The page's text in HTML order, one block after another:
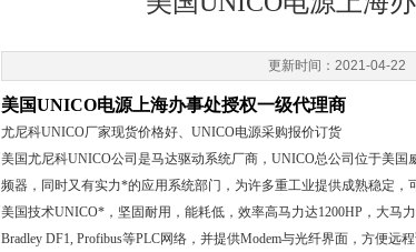
更新时间：2021-04-22
美国UNICO电源上海办事处授权一级代理商
尤尼科UNICO厂家现货价格好、UNICO电源采购报价订货
美国尤尼科UNICO公司是马达驱动系统厂商，UNICO总公司位于美
频器，同时又有实力*的应用系统部门，为许多重工业提供成熟稳定，
美国技术UNICO*，坚固耐用，能耗低，效率高马力达1200HP，大马
Bradley DF1, Profibus等PLC网络，并提供Modem与光纤界面，方便